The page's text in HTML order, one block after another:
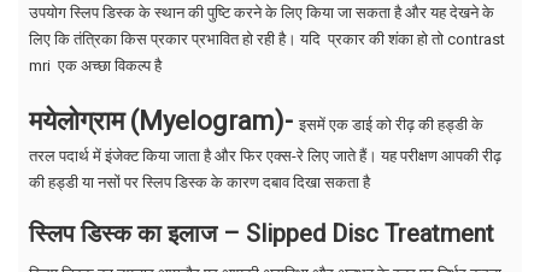
उपयोग स्लिप डिस्क के स्थान की पुष्टि करने के लिए किया जा सकता है और यह देखने के
लिए कि तंत्रिका किस प्रकार प्रभावित हो रही है। यदि प्रकार की शंका हो तो contrast
mri एक अच्छा विकल्प है
मयेलोग्राम (Myelogram)-इसमें एक डाई को रीढ़ की हड्डी के
तरल पदार्थ में इंजेक्ट किया जाता है और फिर एक्स-रे लिए जाते हैं। यह परीक्षण आपकी रीढ़
की हड्डी या नसों पर स्लिप डिस्क के कारण दबाव दिखा सकता है
स्लिप डिस्क का इलाज – Slipped Disc Treatment